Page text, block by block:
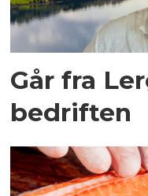
Går fra
bedriften